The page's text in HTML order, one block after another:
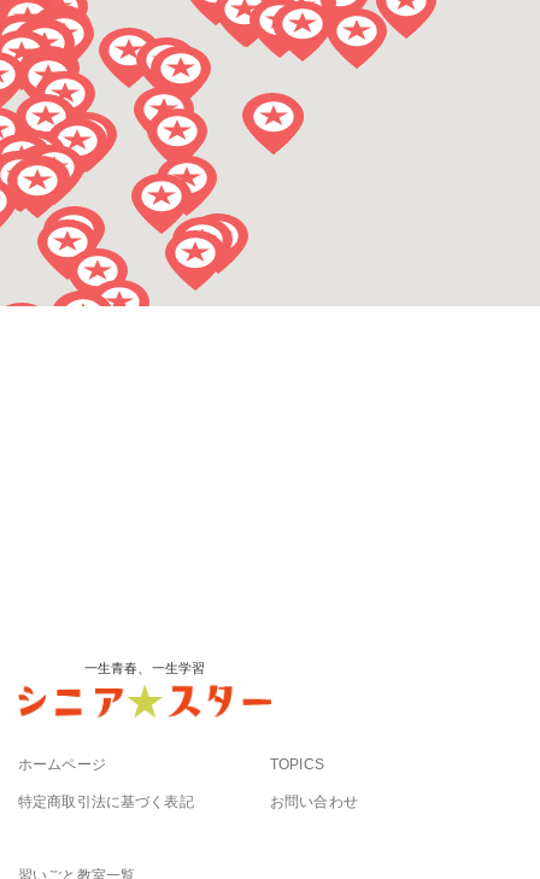
一生青春、一生学習
ホームページ
特定商取引法に基づく表記
TOPICS
お問い合わせ
習いごと教室一覧